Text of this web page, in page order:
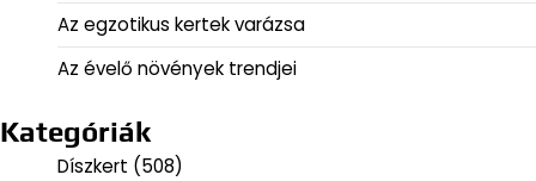
Az egzotikus kertek varázsa
Az évelő növények trendjei
Kategóriák
Díszkert (508)